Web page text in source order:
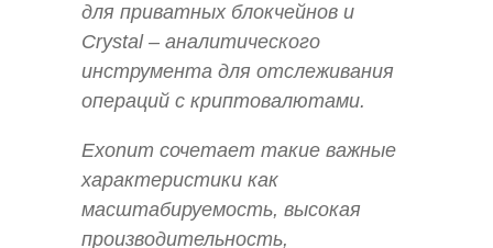
для приватных блокчейнов и
Crystal – аналитического
инструмента для отслеживания
операций с криптовалютами.
Еxonum сочетает такие важные
характеристики как
масштабируемость, высокая
производительность,